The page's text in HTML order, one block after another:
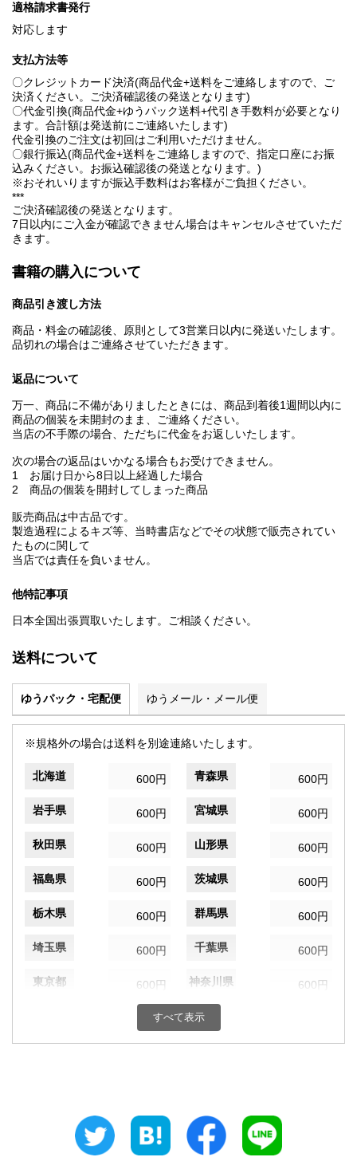
適格請求書発行
対応します
支払方法等
〇クレジットカード決済(商品代金+送料をご連絡しますので、ご
決済ください。ご決済確認後の発送となります)
〇代金引換(商品代金+ゆうパック送料+代引き手数料が必要となり
ます。合計額は発送前にご連絡いたします)
代金引換のご注文は初回はご利用いただけません。
〇銀行振込(商品代金+送料をご連絡しますので、指定口座にお振
込みください。お振込確認後の発送となります。)
※おそれいりますが振込手数料はお客様がご負担ください。
***
ご決済確認後の発送となります。
7日以内にご入金が確認できません場合はキャンセルさせていただ
きます。
書籍の購入について
商品引き渡し方法
商品・料金の確認後、原則として3営業日以内に発送いたします。
品切れの場合はご連絡させていただきます。
返品について
万一、商品に不備がありましたときには、商品到着後1週間以内に
商品の個装を未開封のまま、ご連絡ください。
当店の不手際の場合、ただちに代金をお返しいたします。
次の場合の返品はいかなる場合もお受けできません。
1 お届け日から8日以上経過した場合
2 商品の個装を開封してしまった商品
販売商品は中古品です。
製造過程によるキズ等、当時書店などでその状態で販売されてい
たものに関して
当店では責任を負いません。
他特記事項
日本全国出張買取いたします。ご相談ください。
送料について
ゆうパック・宅配便 ゆうメール・メール便
※規格外の場合は送料を別途連絡いたします。
北海道 600円 青森県 600円
岩手県 600円 宮城県 600円
秋田県 600円 山形県 600円
福島県 600円 茨城県 600円
栃木県 600円 群馬県 600円
埼玉県 600円 千葉県 600円
東京都 600円 神奈川県 600円
600円 富山県
静岡県
600円 三重県
すべて表示